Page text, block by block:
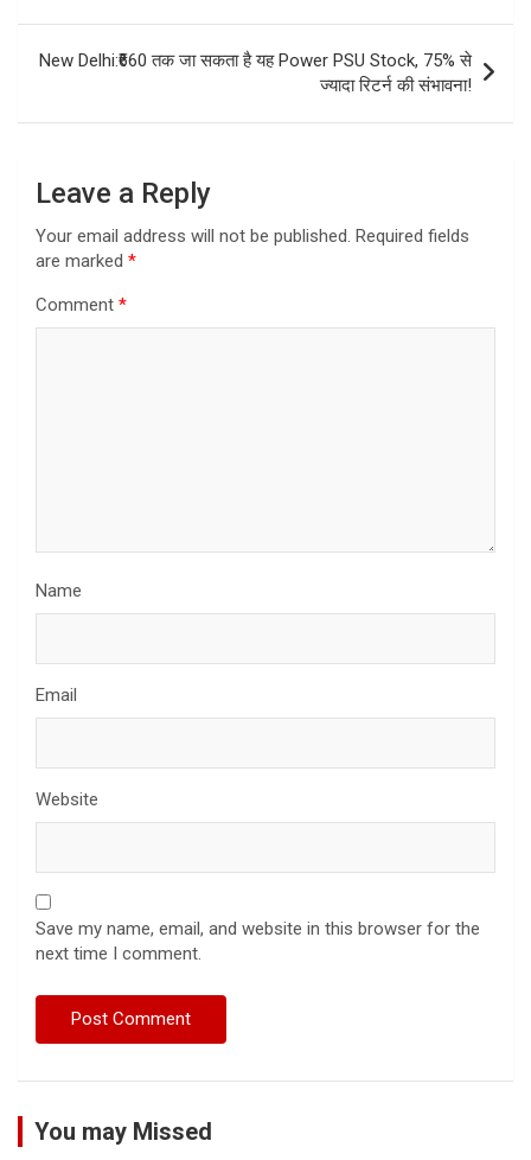
New Delhi:₹660 तक जा सकता है यह Power PSU Stock, 75% से
ज्यादा रिटर्न की संभावना!
Leave a Reply
Your email address will not be published. Required fields
are marked *
Comment *
Name
Email
Website
Save my name, email, and website in this browser for the
next time I comment.
You may Missed